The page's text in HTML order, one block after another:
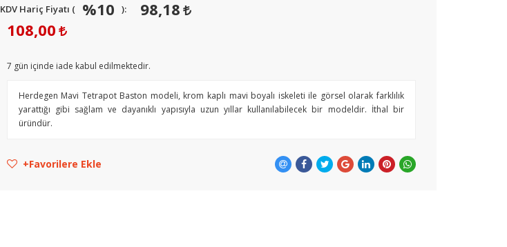
KDV Hariç Fiyatı ( %10 ):
98,18
108,00
7 gün içinde iade kabul edilmektedir.
Herdegen Mavi Tetrapot Baston modeli, krom kaplı mavi boyalı iskeleti ile görsel olarak farklılık
yarattığı gibi sağlam ve dayanıklı yapısıyla uzun yıllar kullanılabilecek bir modeldir. İthal bir
üründür.
Favorilere Ekle